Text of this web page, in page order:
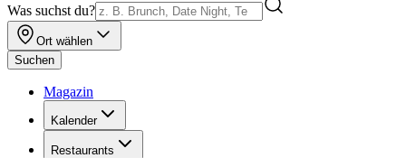
Was suchst du?
Ort wählen
Suchen
Magazin
Kalender
Restaurants